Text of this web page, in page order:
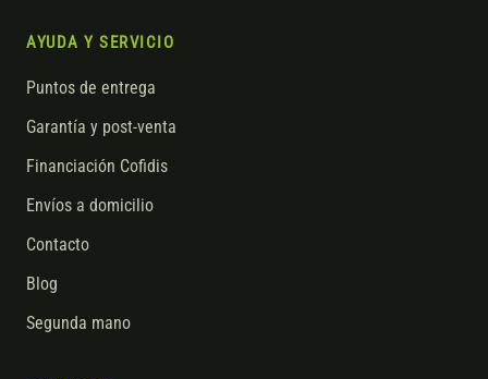
AYUDA Y SERVICIO
Puntos de entrega
Garantía y post-venta
Financiación Cofidis
Envíos a domicilio
Contacto
Blog
Segunda mano